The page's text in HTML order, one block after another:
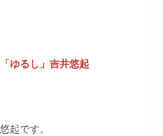
ゆるし」吉井悠起
起です。